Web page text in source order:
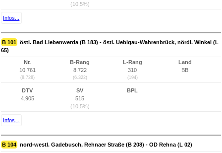
(10,5%)
Infos...
B 101 östl. Bad Liebenwerda (B 183) - östl. Uebigau-Wahrenbrück, nördl. Winkel (L
65)
Nr.
10.761
(8.728)
B-Rang
8.722
(6.322)
L-Rang
310
(194)
Land
BB
DTV
4.905
SV
515
(10,5%)
BPL
Infos...
B 104 nord-westl. Gadebusch, Rehnaer Straße (B 208) - OD Rehna (L 02)